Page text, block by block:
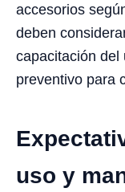
accesorios
deben
capacitación del
preventivo para
uso y